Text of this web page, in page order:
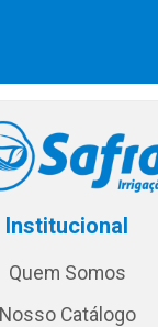
Institucional
Quem Somos
Nosso Catálogo